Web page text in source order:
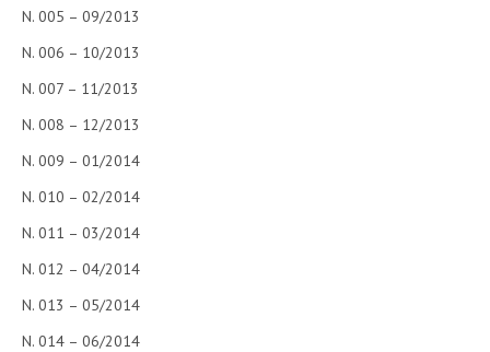
TESI DI LAUREA
MATERIALE DIDATTICO
INVITI E PROMOZIONI
N. 005 – 09/2013
N. 006 – 10/2013
N. 007 – 11/2013
N. 008 – 12/2013
N. 009 – 01/2014
N. 010 – 02/2014
N. 011 – 03/2014
N. 012 – 04/2014
N. 013 – 05/2014
N. 014 – 06/2014